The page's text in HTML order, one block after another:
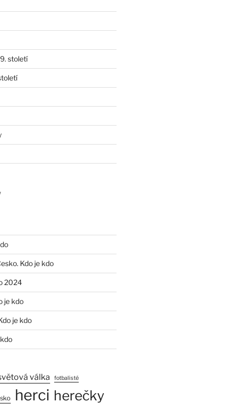
století
Kdo je kdo
2024
je kdo
je kdo
válka fotbalisté
herci herečky